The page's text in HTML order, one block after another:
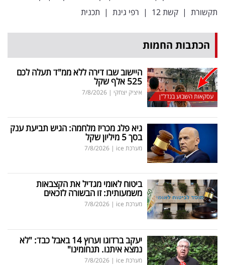
באייס
עקבו
אחרינו:
תקשורת | קשת 12 | רפי גינת | תכנית
הכתבות החמות
עסקאות השבוע בנדל"ן
היישוב שבו דירה ללא ממ"ד תעלה לכם
525 אלף שקל
איציק יצחקי |
7/8/2026
גיא פלג מכריז מלחמה: הגיש תביעת ענק
בסך 5 מיליון שקל
מערכת ice |
7/8/2026
ביטוח לאומי מגדיל את הקצבאות
משמעותית: זו הבשורה לזכאים
מערכת ice |
7/8/2026
יעקב ברדוגו וערוץ 14 באבל כבד: "לא
נמצא איתנו. תנחומינו"
מערכת ice |
7/8/2026